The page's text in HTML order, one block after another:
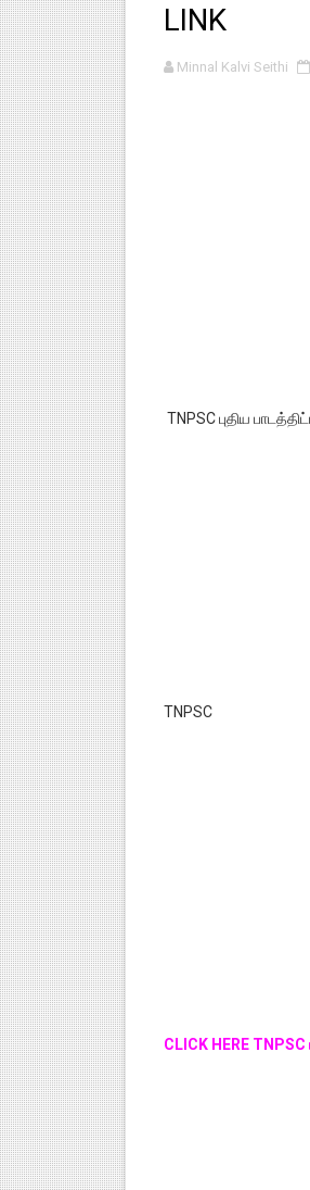
LINK
Minnal Kalvi Seithi
TNPSC புதிய
TNPSC
CLICK HERE